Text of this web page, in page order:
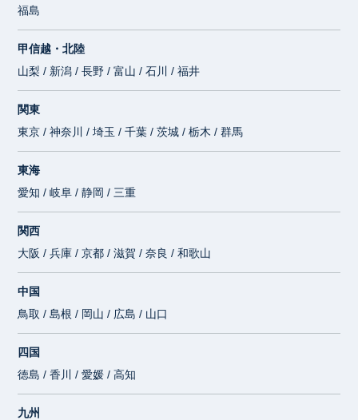
福島
甲信越・北陸
山梨 / 新潟 / 長野 / 富山 / 石川 / 福井
関東
東京 / 神奈川 / 埼玉 / 千葉 / 茨城 / 栃木 / 群馬
東海
愛知 / 岐阜 / 静岡 / 三重
関西
大阪 / 兵庫 / 京都 / 滋賀 / 奈良 / 和歌山
中国
鳥取 / 島根 / 岡山 / 広島 / 山口
四国
徳島 / 香川 / 愛媛 / 高知
九州